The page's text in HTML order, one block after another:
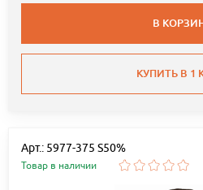
В
КУПИТЬ В 1
Арт.: 5977-375 S50%
Товар в наличии